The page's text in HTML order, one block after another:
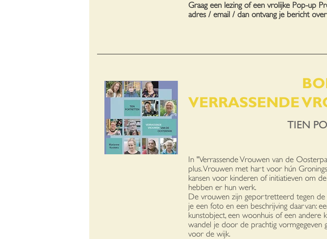
Graag een lezing of een vrolijke Pop-up
adres / email / dan ontvang je bericht
VERRASSENDE
TIEN
In "Verrassende Vrouwen van de
plus. Vrouwen met hart voor hún
kansen voor kinderen of initiatieven om
hebben er hun werk.
De vrouwen zijn geportretteerd tegen
je een foto en een beschrijving daarvan:
kunstobject, een woonhuis of een
wandel je door de prachtig vormgegeven
voor de wijk.